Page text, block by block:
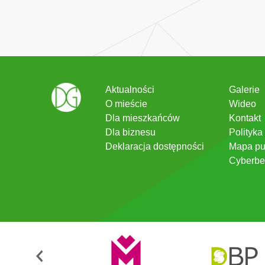
Aktualności
O mieście
Dla mieszkańców
Dla biznesu
Deklaracja dostępności
Galerie
Wideo
Kontakt
Mapa